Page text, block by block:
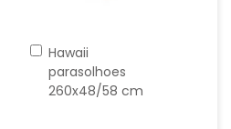
Hawaii
parasolhoes
260x48/58 cm
In
winkelwagen